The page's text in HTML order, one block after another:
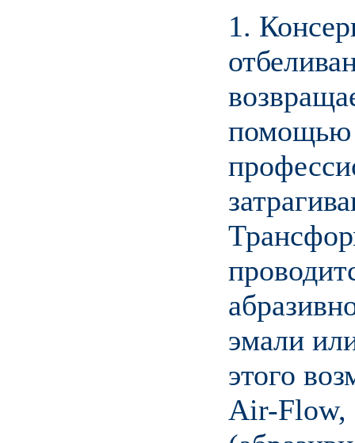
1.
помощью
эмали
этого
Air-Flow,